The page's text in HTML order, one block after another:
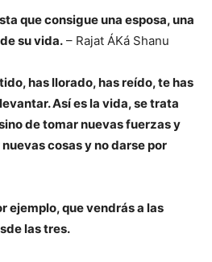
que consigue una esposa, una
su vida. – Rajat ÁKá Shanu
has llorado, has reído, te has
Así es la vida, se trata
de tomar nuevas fuerzas y
cosas y no darse por
ejemplo, que vendrás a las
las tres.